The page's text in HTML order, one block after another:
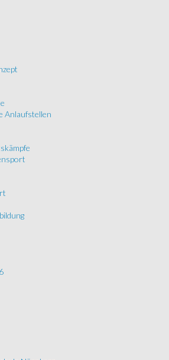
Anlaufstellen